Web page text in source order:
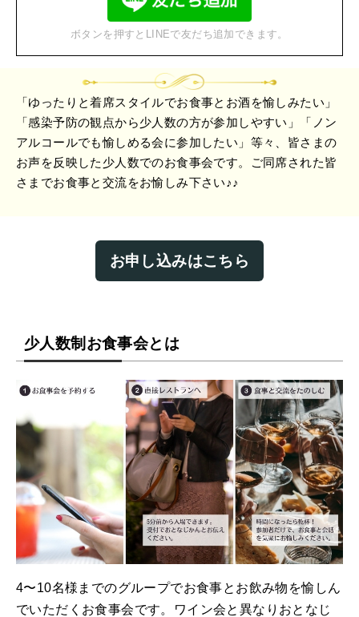
ボタンを押すとLINEで友だち追加できます。
「ゆったりと着席スタイルでお食事とお酒を愉しみたい」
「感染予防の観点から少人数の方が参加しやすい」「ノン
アルコールでも愉しめる会に参加したい」等々、皆さまの
お声を反映した少人数でのお食事会です。ご同席された皆
さまでお食事と交流をお愉しみ下さい♪♪
お申し込みはこちら
少人数制お食事会とは
4〜10名様までのグループでお食事とお飲み物を愉しん
でいただくお食事会です。ワイン会と異なりおとなじ